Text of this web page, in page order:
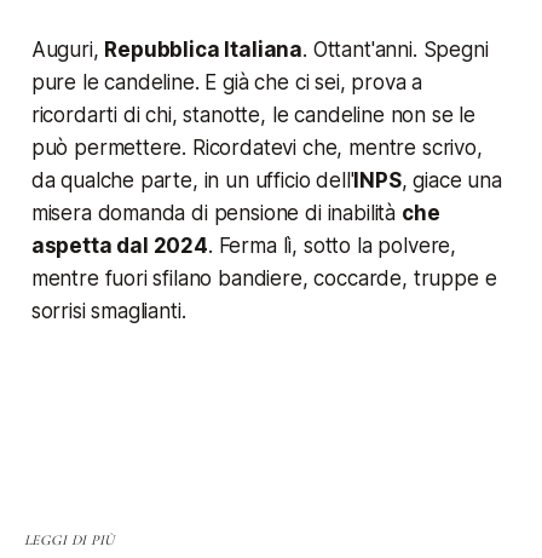
Auguri, Repubblica Italiana. Ottant'anni. Spegni
pure le candeline. E già che ci sei, prova a
ricordarti di chi, stanotte, le candeline non se le
può permettere. Ricordatevi che, mentre scrivo,
da qualche parte, in un ufficio dell'INPS, giace una
misera domanda di pensione di inabilità che
aspetta dal 2024. Ferma lì, sotto la polvere,
mentre fuori sfilano bandiere, coccarde, truppe e
sorrisi smaglianti.
LEGGI DI PIÙ